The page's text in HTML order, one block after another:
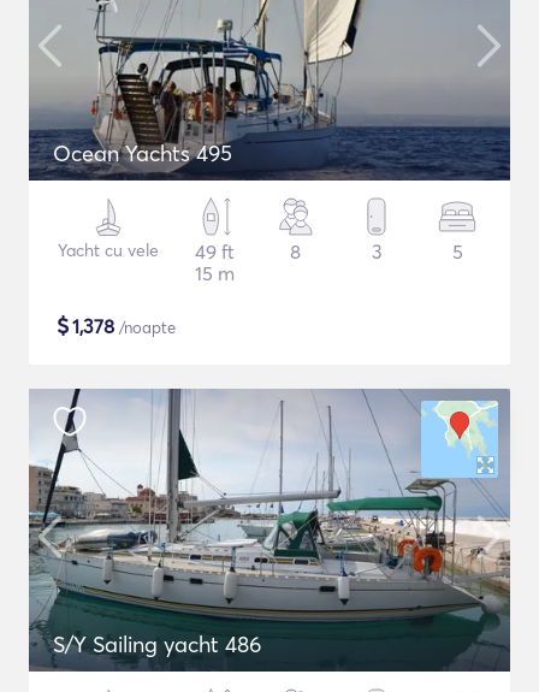
Ocean Yachts 495
Yacht cu vele
49 ft
15 m
8 3 5
$1,378 /noapte
S/Y Sailing yacht 486